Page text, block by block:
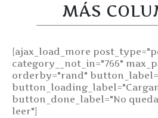
MÁS
[ajax_load_more
category__not_in="766"
orderby="rand"
button_done_label="No
leer"]